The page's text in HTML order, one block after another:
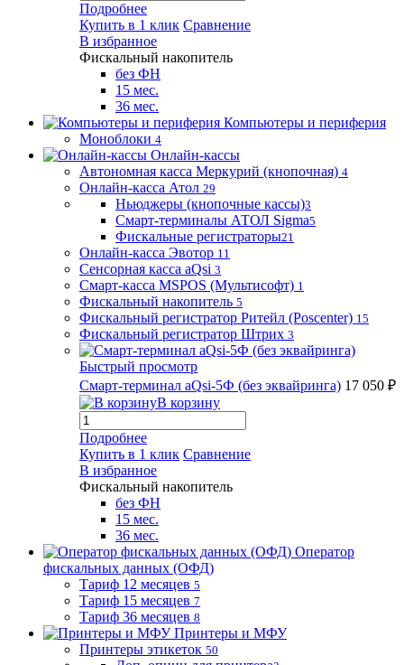
Подробнее
Купить в 1 клик Сравнение
В избранное
Фискальный накопитель
без ФН
15 мес.
36 мес.
Компьютеры и периферия
Моноблоки 4
Онлайн-кассы
Автономная касса Меркурий (кнопочная) 4
Онлайн-касса Атол 29
Ньюджеры (кнопочные кассы)3
Смарт-терминалы АТОЛ Sigma5
Фискальные регистраторы21
Онлайн-касса Эвотор 11
Сенсорная касса aQsi 3
Смарт-касса MSPOS (Мультисофт) 1
Фискальный накопитель 5
Фискальный регистратор Ритейл (Poscenter) 15
Фискальный регистратор Штрих 3
Быстрый просмотр
Смарт-терминал aQsi-5Ф (без эквайринга) 17 050 ₽
В корзину
Подробнее
Купить в 1 клик Сравнение
В избранное
Фискальный накопитель
без ФН
15 мес.
36 мес.
Оператор
фискальных данных (ОФД)
Тариф 12 месяцев 5
Тариф 15 месяцев 7
Тариф 36 месяцев 8
Принтеры и МФУ
Принтеры этикеток 50